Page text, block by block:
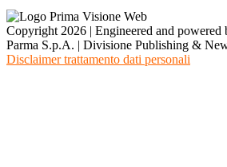
Copyright 2026 | Engineered and powered
Parma S.p.A. | Divisione Publishing &
Disclaimer trattamento dati personali